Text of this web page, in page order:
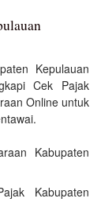
Kepulauan
Cek Pajak
Online untuk
Kabupaten
Kabupaten